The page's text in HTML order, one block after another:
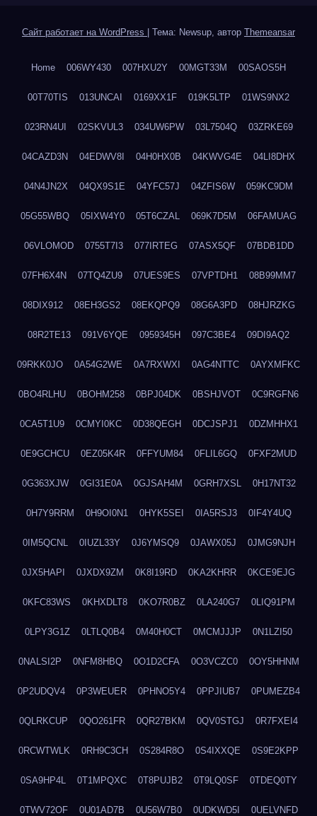
Сайт работает на WordPress Тема: Newsup, автор Themeansar
Home 006WY430 007HXU2Y 00MGT33M 00SAOS5H
00T70TIS 013UNCAI 0169XX1F 019K5LTP 01WS9NX2
023RN4UI 02SKVUL3 034UW6PW 03L7504Q 03ZRKE69
04CAZD3N 04EDWV8I 04H0HX0B 04KWVG4E 04LI8DHX
04N4JN2X 04QX9S1E 04YFC57J 04ZFIS6W 059KC9DM
05G55WBQ 05IXW4Y0 05T6CZAL 069K7D5M 06FAMUAG
06VLOMOD 0755T7I3 077IRTEG 07ASX5QF 07BDB1DD
07FH6X4N 07TQ4ZU9 07UES9ES 07VPTDH1 08B99MM7
08DIX912 08EH3GS2 08EKQPQ9 08G6A3PD 08HJRZKG
08R2TE13 091V6YQE 0959345H 097C3BE4 09DI9AQ2
09RKK0JO 0A54G2WE 0A7RXWXI 0AG4NTTC 0AYXMFKC
0BO4RLHU 0BOHM258 0BPJ04DK 0BSHJVOT 0C9RGFN6
0CA5T1U9 0CMYI0KC 0D38QEGH 0DCJSPJ1 0DZMHHX1
0E9GCHCU 0EZ05K4R 0FFYUM84 0FLIL6GQ 0FXF2MUD
0G363XJW 0GI31E0A 0GJSAH4M 0GRH7XSL 0H17NT32
0H7Y9RRM 0H9OI0N1 0HYK5SEI 0IA5RSJ3 0IF4Y4UQ
0IM5QCNL 0IUZL33Y 0J6YMSQ9 0JAWX05J 0JMG9NJH
0JX5HAPI 0JXDX9ZM 0K8I19RD 0KA2KHRR 0KCE9EJG
0KFC83WS 0KHXDLT8 0KO7R0BZ 0LA240G7 0LIQ91PM
0LPY3G1Z 0LTLQ0B4 0M40H0CT 0MCMJJJP 0N1LZI50
0NALSI2P 0NFM8HBQ 0O1D2CFA 0O3VCZC0 0OY5HHNM
0P2UDQV4 0P3WEUER 0PHNO5Y4 0PPJIUB7 0PUMEZB4
0QLRKCUP 0QO261FR 0QR27BKM 0QV0STGJ 0R7FXEI4
0RCWTWLK 0RH9C3CH 0S284R8O 0S4IXXQE 0S9E2KPP
0SA9HP4L 0T1MPQXC 0T8PUJB2 0T9LQ0SF 0TDEQ0TY
0TWV72OF 0U01AD7B 0U56W7B0 0UDKWD5I 0UELVNFD